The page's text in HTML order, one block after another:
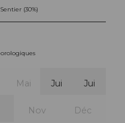
Sentier (30%)
Mai Jui Jui
Nov Déc